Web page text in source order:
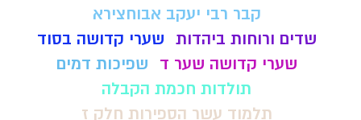
קבר רבי יעקב אבוחצירא
שדים ורוחות ביהדות שערי קדושה בסוד
שערי קדושה שער ד
שפיכות דמים
תולדות חכמת הקבלה
תלמוד עשר הספירות חלק ז